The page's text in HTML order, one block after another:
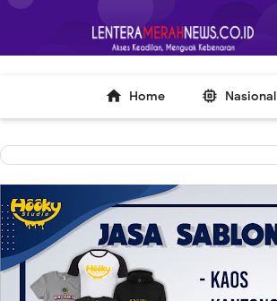
-->
 Home  Nasional